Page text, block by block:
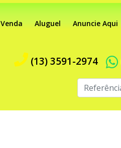
Venda Aluguel Anuncie Aqui
(13) 3591-2974